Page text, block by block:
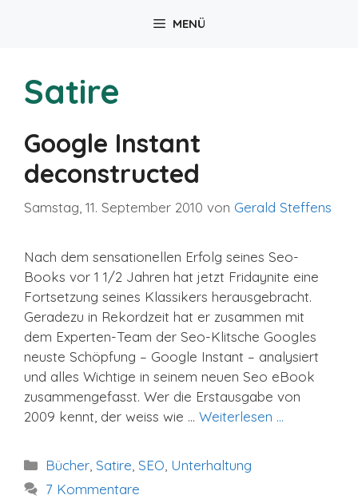
MENÜ
Satire
Google Instant
deconstructed
Samstag, 11. September 2010 von Gerald Steffens
Nach dem sensationellen Erfolg seines Seo-
Books vor 1 1/2 Jahren hat jetzt Fridaynite eine
Fortsetzung seines Klassikers herausgebracht.
Geradezu in Rekordzeit hat er zusammen mit
dem Experten-Team der Seo-Klitsche Googles
neuste Schöpfung – Google Instant – analysiert
und alles Wichtige in seinem neuen Seo eBook
zusammengefasst. Wer die Erstausgabe von
2009 kennt, der weiss wie … Weiterlesen …
Kategorien
Bücher Satire SEO Unterhaltung
7 Kommentare